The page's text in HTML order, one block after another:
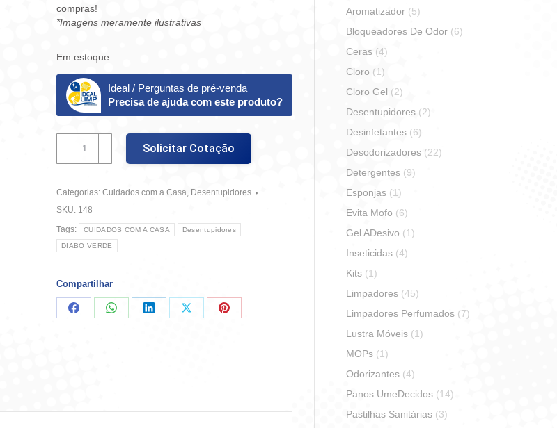
compras!
*Imagens meramente ilustrativas
Em estoque
Ideal / Perguntas de pré-venda
Precisa de ajuda com este produto?
1L
VerDe
quantidade
Solicitar Cotação
Categorias:Cuidados com a Casa, Desentupidores
SKU: 148
Tags:
CUIDADOS COM A CASA Desentupidores
DIABO VERDE
Compartilhar
CompartilharCompartilharCompartilharCompartilharCompartilhar
Aromatizador (5)
Bloqueadores De Odor (6)
Ceras (4)
Cloro (1)
Cloro Gel (2)
Desentupidores (2)
Desinfetantes (6)
Desodorizadores (22)
Detergentes (9)
Esponjas (1)
Evita Mofo (6)
Gel ADesivo (1)
Inseticidas (4)
Kits (1)
Limpadores (45)
Limpadores Perfumados (7)
Lustra Móveis (1)
MOPs (1)
Odorizantes (4)
Panos UmeDecidos (14)
Pastilhas Sanitárias (3)